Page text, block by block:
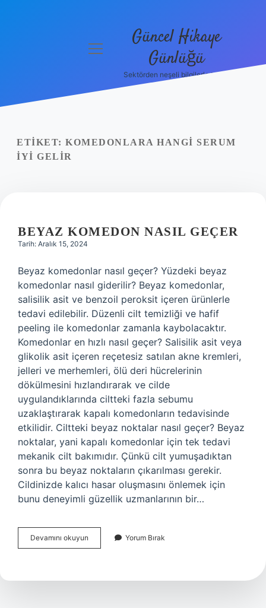
Yasal Uyarı
menüyü
Güncel Hikaye
Günlüğü
Sektörden neşeli bilgilerle tanış!
ETIKET: KOMEDONLARA HANGI SERUM
IYI GELIR
BEYAZ KOMEDON NASIL GEÇER
Tarih: Aralık 15, 2024
Beyaz komedonlar nasıl geçer? Yüzdeki beyaz
komedonlar nasıl giderilir? Beyaz komedonlar,
salisilik asit ve benzoil peroksit içeren ürünlerle
tedavi edilebilir. Düzenli cilt temizliği ve hafif
peeling ile komedonlar zamanla kaybolacaktır.
Komedonlar en hızlı nasıl geçer? Salisilik asit veya
glikolik asit içeren reçetesiz satılan akne kremleri,
jelleri ve merhemleri, ölü deri hücrelerinin
dökülmesini hızlandırarak ve cilde
uygulandıklarında ciltteki fazla sebumu
uzaklaştırarak kapalı komedonların tedavisinde
etkilidir. Ciltteki beyaz noktalar nasıl geçer? Beyaz
noktalar, yani kapalı komedonlar için tek tedavi
mekanik cilt bakımıdır. Çünkü cilt yumuşadıktan
sonra bu beyaz noktaların çıkarılması gerekir.
Cildinizde kalıcı hasar oluşmasını önlemek için
bunu deneyimli güzellik uzmanlarının bir…
Devamını okuyun
Komedon
Yorum Bırak